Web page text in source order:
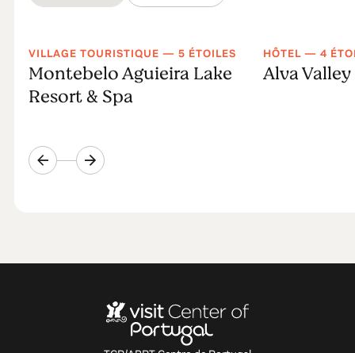
VILLAGE TOURISTIQUE — 5 ÉTOILES
Montebelo Aguieira Lake
Resort & Spa
HÔTEL — 4
Alva